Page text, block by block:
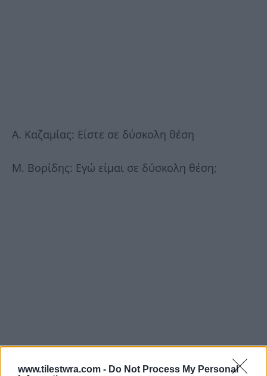
www.tilestwra.com - Do Not Process My Personal
Α. Καζαμίας: Είστε σε δύσκολη θέση
Μ. Βορίδης: Εγώ είμαι σε δύσκολη θέση;